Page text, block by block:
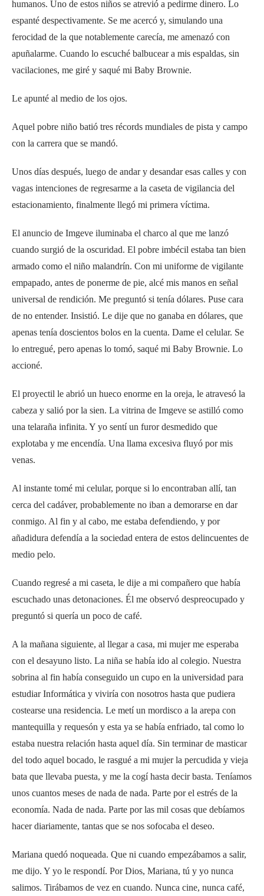
humanos. Uno de estos niños se atrevió a pedirme dinero. Lo
espanté despectivamente. Se me acercó y, simulando una
ferocidad de la que notablemente carecía, me amenazó con
apuñalarme. Cuando lo escuché balbucear a mis espaldas, sin
vacilaciones, me giré y saqué mi Baby Brownie.
Le apunté al medio de los ojos.
Aquel pobre niño batió tres récords mundiales de pista y campo
con la carrera que se mandó.
Unos días después, luego de andar y desandar esas calles y con
vagas intenciones de regresarme a la caseta de vigilancia del
estacionamiento, finalmente llegó mi primera víctima.
El anuncio de Imgeve iluminaba el charco al que me lanzó
cuando surgió de la oscuridad. El pobre imbécil estaba tan bien
armado como el niño malandrín. Con mi uniforme de vigilante
empapado, antes de ponerme de pie, alcé mis manos en señal
universal de rendición. Me preguntó si tenía dólares. Puse cara
de no entender. Insistió. Le dije que no ganaba en dólares, que
apenas tenía doscientos bolos en la cuenta. Dame el celular. Se
lo entregué, pero apenas lo tomó, saqué mi Baby Brownie. Lo
accioné.
El proyectil le abrió un hueco enorme en la oreja, le atravesó la
cabeza y salió por la sien. La vitrina de Imgeve se astilló como
una telaraña infinita. Y yo sentí un furor desmedido que
explotaba y me encendía. Una llama excesiva fluyó por mis
venas.
Al instante tomé mi celular, porque si lo encontraban allí, tan
cerca del cadáver, probablemente no iban a demorarse en dar
conmigo. Al fin y al cabo, me estaba defendiendo, y por
añadidura defendía a la sociedad entera de estos delincuentes de
medio pelo.
Cuando regresé a mi caseta, le dije a mi compañero que había
escuchado unas detonaciones. Él me observó despreocupado y
preguntó si quería un poco de café.
A la mañana siguiente, al llegar a casa, mi mujer me esperaba
con el desayuno listo. La niña se había ido al colegio. Nuestra
sobrina al fin había conseguido un cupo en la universidad para
estudiar Informática y viviría con nosotros hasta que pudiera
costearse una residencia. Le metí un mordisco a la arepa con
mantequilla y requesón y esta ya se había enfriado, tal como lo
estaba nuestra relación hasta aquel día. Sin terminar de masticar
del todo aquel bocado, le rasgué a mi mujer la percudida y vieja
bata que llevaba puesta, y me la cogí hasta decir basta. Teníamos
unos cuantos meses de nada de nada. Parte por el estrés de la
economía. Nada de nada. Parte por las mil cosas que debíamos
hacer diariamente, tantas que se nos sofocaba el deseo.
Mariana quedó noqueada. Que ni cuando empezábamos a salir,
me dijo. Y yo le respondí. Por Dios, Mariana, tú y yo nunca
salimos. Tirábamos de vez en cuando. Nunca cine, nunca café,